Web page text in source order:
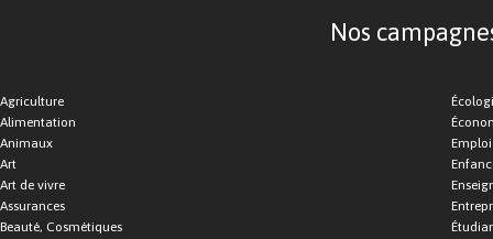
Nos
Agriculture
Alimentation
Animaux
Art
Art de vivre
Assurances
Beauté, Cosmétiques
Emploi